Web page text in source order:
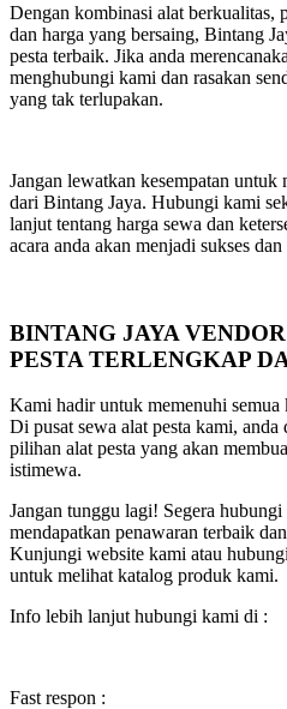
Dengan kombinasi alat berkualitas,
dan harga yang bersaing, Bintang
pesta terbaik. Jika anda
menghubungi kami dan rasakan
yang tak terlupakan.
Jangan lewatkan kesempatan untuk
dari Bintang Jaya. Hubungi kami
lanjut tentang harga sewa dan
acara anda akan menjadi sukses dan
BINTANG JAYA
PESTA TERLENGKAP
Kami hadir untuk memenuhi semua
Di pusat sewa alat pesta kami, anda
pilihan alat pesta yang akan
istimewa.
Jangan tunggu lagi! Segera
mendapatkan penawaran terbaik
Kunjungi website kami atau
untuk melihat katalog produk kami.
Info lebih lanjut hubungi kami di :
Fast respon :